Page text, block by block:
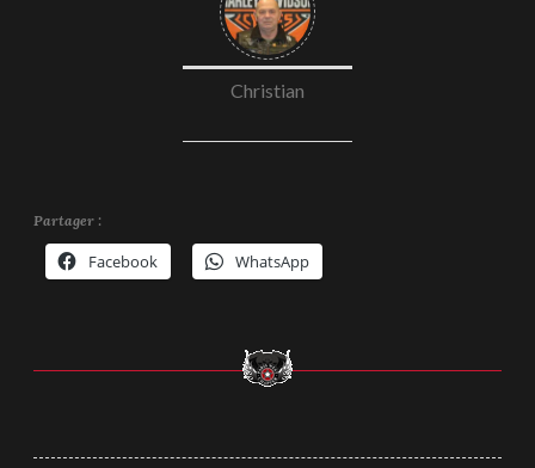
Christian
Partager :
Facebook WhatsApp